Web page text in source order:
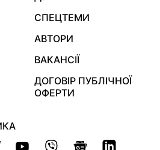
СПЕЦТЕМИ
АВТОРИ
ВАКАНСІЇ
ДОГОВІР ПУБЛІЧНОЇ
ОФЕРТИ